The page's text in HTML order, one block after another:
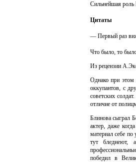
Сильнейшая роль
Цитаты
— Первый раз
Что было, то
Из рецензии
Однако при этом
оккупантов, с
советских
отличие от
Блинова сыграл
актер, даже
материал себе
тут бледнеют,
победил в